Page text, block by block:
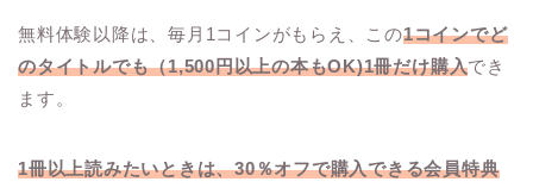
無料体験以降は、毎月1コインがもらえ、この1コインでど
のタイトルでも（1,500円以上の本もOK)1冊だけ購入でき
ます。
1冊以上読みたいときは、30％オフで購入できる会員特典